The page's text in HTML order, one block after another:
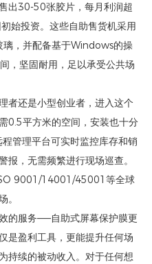
出30-50张胶片，每月利润超
始投资。这些自助售货机采用
璃，并配备基于Windows的操
，坚固耐用，足以承受公共场
者还是小型创业者，进入这个
0.5平方米的空间，安装也十分
管理平台可实时监控库存和销
，无需频繁进行现场巡查。
9001/14001/45001等全球
。
的服务——自助式屏幕保护膜更
是盈利工具，更能提升任何场
持续的被动收入。对于任何想